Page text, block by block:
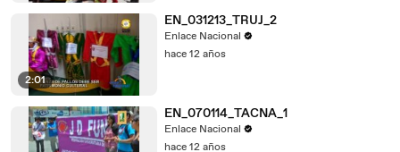
2:01
EN_031213_TRUJ_2
Enlace Nacional
hace 12 años
EN_070114_TACNA_1
Enlace Nacional
hace 12 años